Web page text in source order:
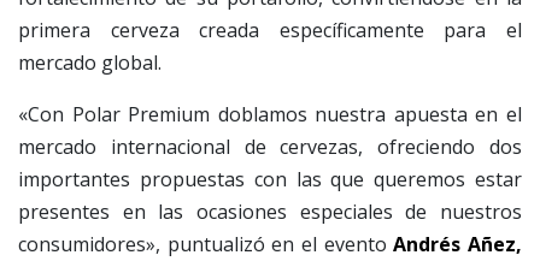
primera cerveza creada específicamente para el
mercado global.
«Con Polar Premium doblamos nuestra apuesta en el
mercado internacional de cervezas, ofreciendo dos
importantes propuestas con las que queremos estar
presentes en las ocasiones especiales de nuestros
consumidores», puntualizó en el eventoAndrés Añez,